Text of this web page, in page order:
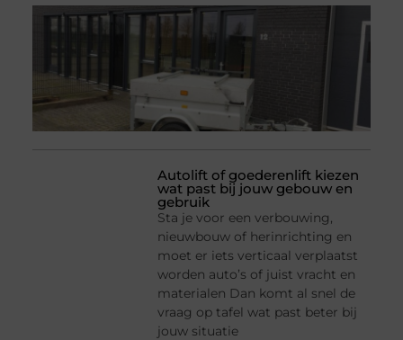
Autolift of goederenlift kiezen
wat past bij jouw gebouw en
gebruik
Sta je voor een verbouwing,
nieuwbouw of herinrichting en
moet er iets verticaal verplaatst
worden auto’s of juist vracht en
materialen Dan komt al snel de
vraag op tafel wat past beter bij
jouw situatie